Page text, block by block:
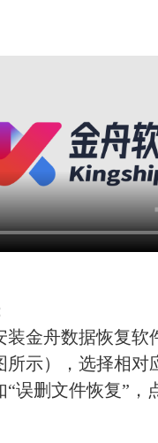
装金舟数据恢复软
所示），选择相对
“误删文件恢复”，